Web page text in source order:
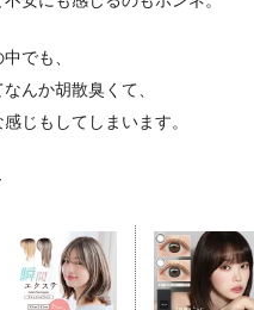
でも、
んか胡散臭くて、
じもしてしまいます。